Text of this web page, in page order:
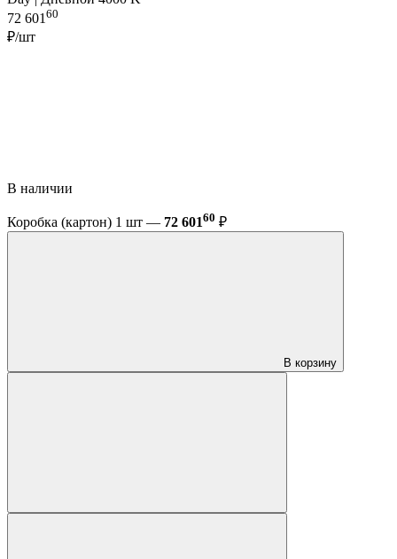
72 601 60
₽/шт
В наличии
Коробка (картон) 1 шт — 72 60160 ₽
В корзину